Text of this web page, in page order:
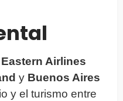
Airlines
y Buenos Aires
y el turismo entre